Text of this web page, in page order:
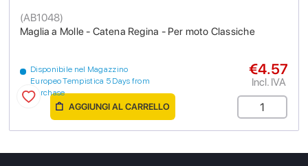
Maglia a Molle - Catena Regina - Per moto Classiche
(AB1048)
Disponibile nel Magazzino
Europeo Tempistica 5 Days from
purchase
€4.57
Incl. IVA
AGGIUNGI AL CARRELLO